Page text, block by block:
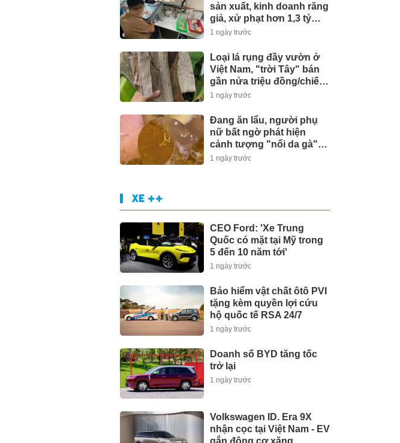
sản xuất, kinh doanh răng
giả, xử phạt hơn 1,3 tỷ
đồng
1 ngày trước
Loại lá rụng đầy vườn ở
Việt Nam, "trời Tây" bán
gần nửa triệu đồng/chiếc
vẫn có người mua
1 ngày trước
Đang ăn lẩu, người phụ
nữ bất ngờ phát hiện
cảnh tượng "nổi da gà"
trong nồi
1 ngày trước
XE ++
CEO Ford: 'Xe Trung
Quốc có mặt tại Mỹ trong
5 đến 10 năm tới'
1 ngày trước
Bảo hiểm vật chất ôtô PVI
tặng kèm quyền lợi cứu
hộ quốc tế RSA 24/7
1 ngày trước
Doanh số BYD tăng tốc
trở lại
1 ngày trước
Volkswagen ID. Era 9X
nhận cọc tại Việt Nam - EV
gắn động cơ xăng